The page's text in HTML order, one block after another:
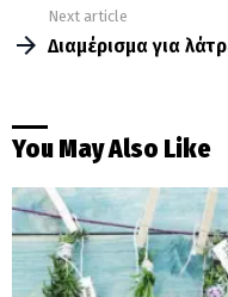
Next article
Διαμέρισμα για
You May Also Like